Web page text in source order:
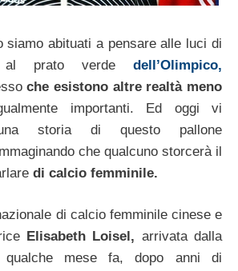
siamo abituati a pensare alle luci di
prato verde
dell’Olimpico,
che esistono altre realtà meno
importanti. Ed oggi vi
una storia di questo pallone
che qualcuno storcerà il
di calcio femminile.
di calcio femminile cinese e
Elisabeth Loisel, arrivata dalla
qualche mese fa, dopo anni di